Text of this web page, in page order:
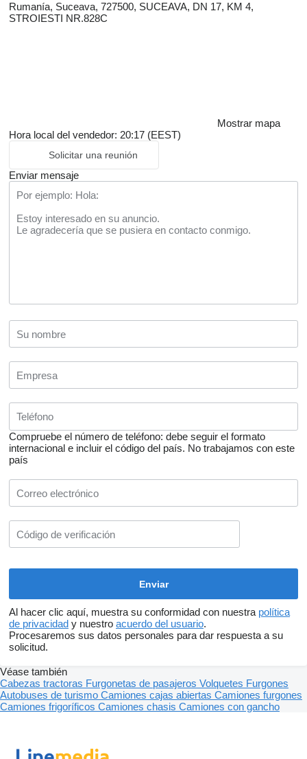
Rumanía, Suceava, 727500, SUCEAVA, DN 17, KM 4,
STROIESTI NR.828C
Mostrar mapa
Hora local del vendedor: 20:17 (EEST)
Solicitar una reunión
Enviar mensaje
Compruebe el número de teléfono: debe seguir el formato
internacional e incluir el código del país. No trabajamos con este
país
Al hacer clic aquí, muestra su conformidad con nuestra política
de privacidad y nuestro acuerdo del usuario.
Procesaremos sus datos personales para dar respuesta a su
solicitud.
Véase también
Cabezas tractoras Furgonetas de pasajeros Volquetes Furgones
Autobuses de turismo Camiones cajas abiertas Camiones furgones
Camiones frigoríficos Camiones chasis Camiones con gancho